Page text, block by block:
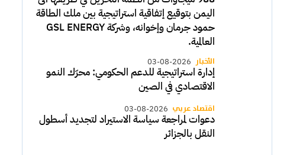
اليمن بتوقيع إتفاقية استراتيجية بين ملك الطاقة
حمود جرمان وإخوانه، وشركة GSL ENERGY
العالمية.
الأخبار 03-08-2026
إدارة استراتيجية للدعم الحكومي: محرّك النمو
الاقتصادي في الصين
اقتصاد عربي 03-08-2026
دعوات لمراجعة سياسة الاستيراد لتجديد أسطول
النقل بالجزائر